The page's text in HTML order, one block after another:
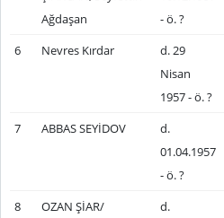
Ağdaşan
- ö. ?
6 Nevres Kırdar
d. 29
Nisan
1957 - ö. ?
7 ABBAS SEYİDOV
d.
01.04.1957
- ö. ?
8
OZAN ŞİAR/
d.